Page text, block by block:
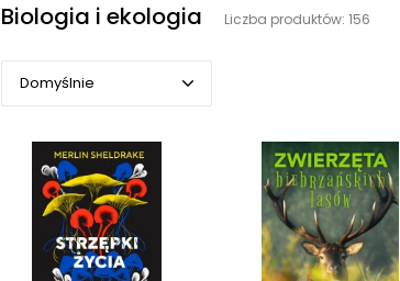
Biologia i ekologia Liczba produktów: 156
Domyślnie
Domyślnie
Popularne
Cena rosnąco
Cena malejąco